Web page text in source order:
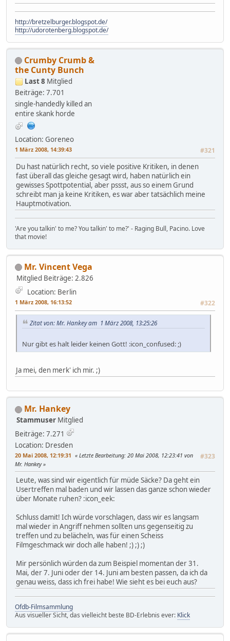
http://bretzelburger.blogspot.de/
http://udorotenberg.blogspot.de/
Crumby Crumb &
the Cunty Bunch
Last 8 Mitglied
Beiträge: 7.701
single-handedly killed an
entire skank horde
Location: Goreneo
1 März 2008, 14:39:43 #321
Du hast natürlich recht, so viele positive Kritiken, in denen
fast überall das gleiche gesagt wird, haben natürlich ein
gewisses Spottpotential, aber pssst, aus so einem Grund
schreibt man ja keine Kritiken, es war aber tatsächlich meine
Hauptmotivation.
'Are you talkin' to me? You talkin' to me?' - Raging Bull, Pacino. Love
that movie!
Mr. Vincent Vega
Mitglied Beiträge: 2.826
Location: Berlin
1 März 2008, 16:13:52 #322
Zitat von: Mr. Hankey am 1 März 2008, 13:25:26
Nur gibt es halt leider keinen Gott! :icon_confused: ;)
Ja mei, den merk' ich mir. ;)
Mr. Hankey
Stammuser Mitglied
Beiträge: 7.271
Location: Dresden
20 Mai 2008, 12:19:31 #323
Letzte Bearbeitung: 20 Mai 2008, 12:23:41 von
Mr. Hankey
Leute, was sind wir eigentlich für müde Säcke? Da geht ein
Usertreffen mal baden und wir lassen das ganze schon wieder
über Monate ruhen? :icon_eek:
Schluss damit! Ich würde vorschlagen, dass wir es langsam
mal wieder in Angriff nehmen sollten uns gegenseitig zu
treffen und zu belächeln, was für einen Scheiss
Filmgeschmack wir doch alle haben! ;) ;) ;)
Mir persönlich würden da zum Beispiel momentan der 31.
Mai, der 7. Juni oder der 14. Juni am besten passen, da ich da
genau weiss, dass ich frei habe! Wie sieht es bei euch aus?
Ofdb-Filmsammlung
Aus visueller Sicht, das vielleicht beste BD-Erlebnis ever: Klick